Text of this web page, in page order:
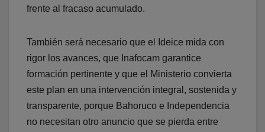
frente al fracaso acumulado.
También será necesario que el Ideice mida con
rigor los avances, que Inafocam garantice
formación pertinente y que el Ministerio convierta
este plan en una intervención integral, sostenida y
transparente, porque Bahoruco e Independencia
no necesitan otro anuncio que se pierda entre